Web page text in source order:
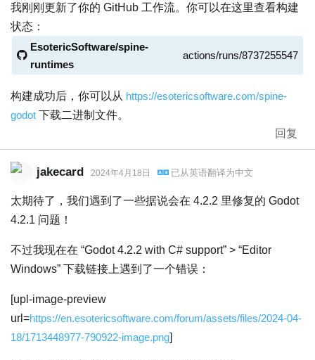
我刚刚更新了你的 GitHub 工作流。你可以在这里查看构建
状态：
EsotericSoftware/spine-
runtimes
actions/runs/8737255547
构建成功后，你可以从 https://esotericsoftware.com/spine-
godot 下载二进制文件。
回复
jakecard 2024年4月18日 已从英语翻译为中文
太期待了，我们遇到了一些据说会在 4.2.2 里修复的 Godot
4.2.1 问题！
不过我现在在 “Godot 4.2.2 with C# support” > “Editor
Windows” 下载链接上遇到了一个错误：
[upl-image-preview
url=https://en.esotericsoftware.com/forum/assets/files/2024-04-
18/1713448977-790922-image.png]